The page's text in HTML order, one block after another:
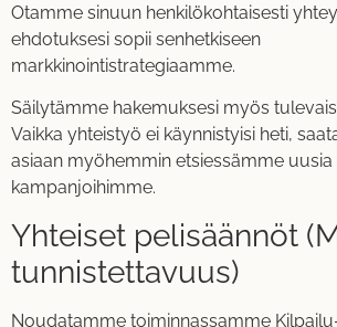
Otamme sinuun henkilökohtaisesti
ehdotuksesi sopii senhetkiseen
markkinointistrategiaamme.
Säilytämme hakemuksesi myös
Vaikka yhteistyö ei käynnistyisi heti,
asiaan myöhemmin etsiessämme uusia
kampanjoihimme.
Yhteiset pelisäännöt
tunnistettavuus)
Noudatamme toiminnassamme